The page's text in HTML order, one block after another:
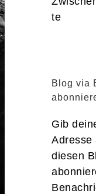
te
Blog via
Gib
Adresse
diesen